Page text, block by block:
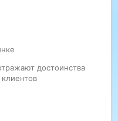
достоинства